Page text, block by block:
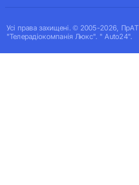
Усi права захищенi. © 2005-2026, ПрАТ
"Телерадіокомпанія Люкс". " Auto24".